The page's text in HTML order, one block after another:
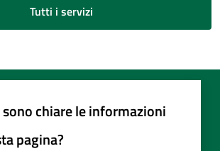
Tutti i servizi
chiare le informazioni
pagina?